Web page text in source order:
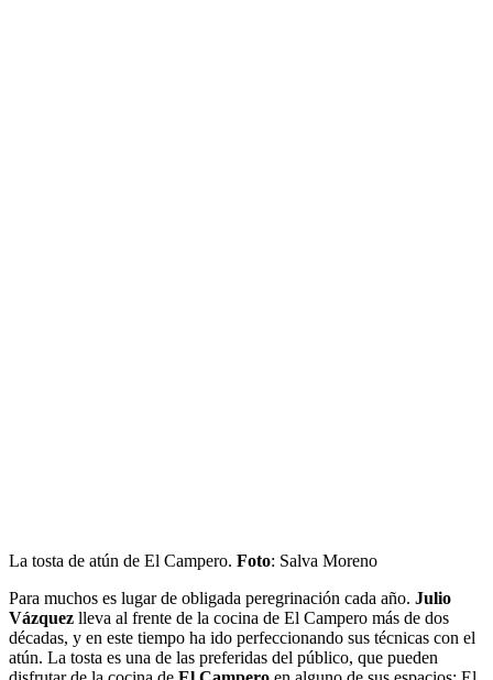
La tosta de atún de El Campero. Foto: Salva Moreno
Para muchos es lugar de obligada peregrinación cada año. Julio
Vázquez lleva al frente de la cocina de El Campero más de dos
décadas, y en este tiempo ha ido perfeccionando sus técnicas con el
atún. La tosta es una de las preferidas del público, que pueden